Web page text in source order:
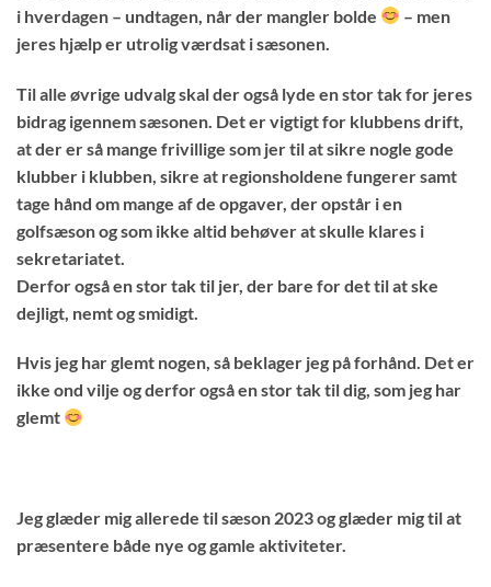
i hverdagen – undtagen, når der mangler bolde
– men
jeres hjælp er utrolig værdsat i sæsonen.
Til alle øvrige udvalg skal der også lyde en stor tak for jeres
bidrag igennem sæsonen. Det er vigtigt for klubbens drift,
at der er så mange frivillige som jer til at sikre nogle gode
klubber i klubben, sikre at regionsholdene fungerer samt
tage hånd om mange af de opgaver, der opstår i en
golfsæson og som ikke altid behøver at skulle klares i
sekretariatet.
Derfor også en stor tak til jer, der bare for det til at ske
dejligt, nemt og smidigt.
Hvis jeg har glemt nogen, så beklager jeg på forhånd. Det er
ikke ond vilje og derfor også en stor tak til dig, som jeg har
glemt
Jeg glæder mig allerede til sæson 2023 og glæder mig til at
præsentere både nye og gamle aktiviteter.